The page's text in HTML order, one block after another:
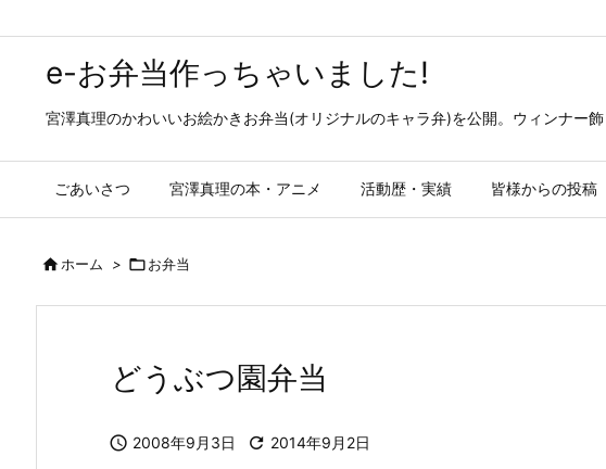
e-お弁当作っちゃいました!
宮澤真理のかわいいお絵かきお弁当(オリジナルのキャラ弁)を公開。ウィンナー
ごあいさつ 宮澤真理の本・アニメ 活動歴・実績 皆様からの投稿
ホーム > お弁当
どうぶつ園弁当
 2008年9月3日  2014年9月2日